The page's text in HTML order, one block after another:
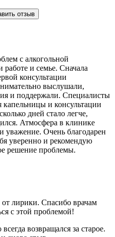
отзыв
с алкогольной
и семье. Сначала
консультации
выслушали,
и поддержали. Специалисты
и консультации
дней стало легче,
Атмосфера в клинике
уважение. Очень благодарен
уверенно и рекомендую
решение проблемы.
лирики. Спасибо врачам
с этой проблемой!
возвращался за старое.